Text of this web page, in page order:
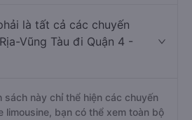
là tất cả các chuyến
Vũng Tàu đi Quận 4 -
sách này chỉ thể hiện các chuyến
limousine, bạn có thể xem toàn bộ